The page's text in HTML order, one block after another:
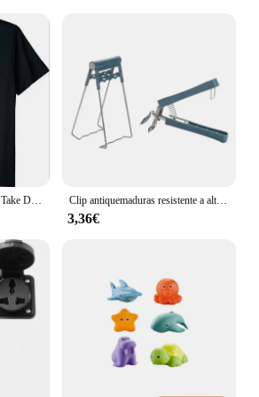
with various surfaces, making
to your sealing needs.
Clip antiquemaduras resistente a altas temperaturas, antideslizante, conveniente para sacar y prevenir quemaduras en las manos
3,36€